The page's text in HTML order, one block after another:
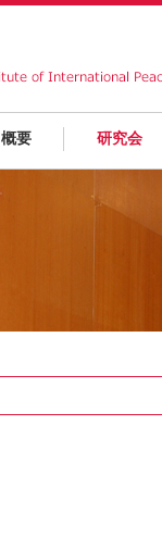
概要 研究会